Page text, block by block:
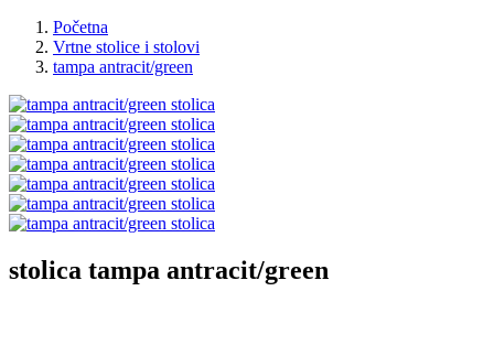
Početna
Vrtne stolice i stolovi
tampa antracit/green
stolica tampa antracit/green